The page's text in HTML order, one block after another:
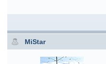
MiStar